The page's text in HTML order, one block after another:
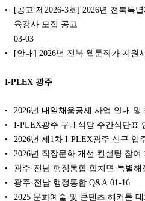
[공고 제2026-3호] 2026년 전북특
육강사 모집 공고
03-03
[안내] 2026년 전북 웹툰작가 지원
I-PLEX 광주
2026년 내일채움공제 사업 안내 및
I-PLEX광주 구내식당 주간식단표
2026년 제1차 I-PLEX광주 신규 입
2026년 직장문화 개선 컨설팅 참여
광주·전남 행정통합 합치면 특별해
광주·전남 행정통합 Q&A 01-16
2025 문화예술 및 콘텐츠 해커톤